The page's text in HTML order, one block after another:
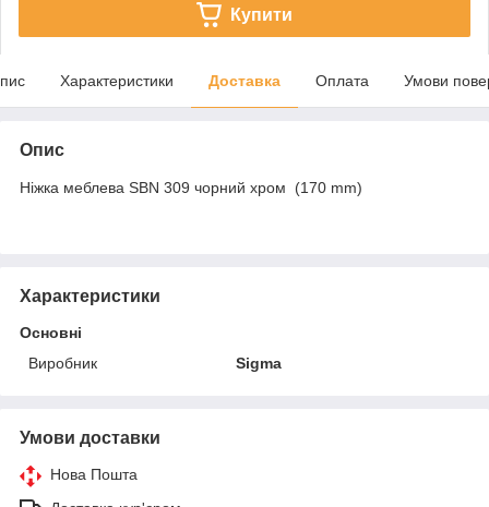
Купити
Характеристики Доставка Оплата Умови
Опис
Ніжка меблева SBN 309 чорний хром (170 mm)
Характеристики
Основні
Виробник
Sigma
Умови доставки
Нова Пошта